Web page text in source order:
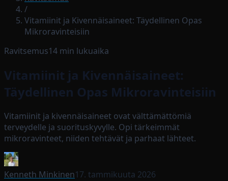
/
Vitamiinit ja Kivennäisaineet: Täydellinen Opas
Mikroravinteisiin
Ravitsemus14 min lukuaika
Vitamiinit ja Kivennäisaineet:
Täydellinen Opas Mikroravinteisiin
Vitamiinit ja kivennäisaineet ovat välttämättömiä
terveydelle ja suorituskyvylle. Opi tärkeimmät
mikroravinteet, niiden tehtävät ja parhaat lähteet.
Kenneth Minkinen17. tammikuuta 2026